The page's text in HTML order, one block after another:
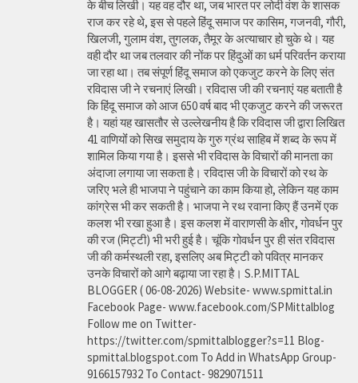
के बीच लिखी। यह वह दौर था, जब भारत पर लोदी वंश के शासक
राज कर रहे थे, इस से पहले हिंदू समाज पर कासिम, गजनवी, गौरी,
खिलजी, गुलाम वंश, तुगलक, तैमूर के अत्याचार हो चुके थे। यह
वही दौर था जब तलवार की नोंक पर हिंदुओं का धर्म परिवर्तन कराया
जा रहा था। तब संपूर्ण हिंदू समाज को एकजुट करने के लिए संत
रविदास जी ने रचनाएं लिखी। रविदास जी की रचनाएं यह बताती है
कि हिंदू समाज को आज 650 वर्ष बाद भी एकजुट करने की जरूरत
है। यहां यह खासतौर से उल्लेखनीय है कि रविदास जी द्वारा लिखित
41 वाणियोंं को सिख समुदाय के गुरु ग्रंथ साहिब में शब्द के रूप में
शामिल किया गया है। इससे भी रविदास के विचारों की मानता का
अंदाजा लगाया जा सकता है। रविदास जी के विचारों को रथ के
जरिए भले ही भाजपा ने पहुंचाने का काम किया हो, लेकिन यह काम
कांग्रेस भी कर सकती है। भाजपा ने रथ रवाना किए हैं उनमें एक
कलश भी रखा हुआ है। इस कलश में वाराणसी के क्षीर, गोवर्धन पुर
की रज (मिट्टी) भी भरी हुई है। चूंकि गोवर्धन पुर ही संत रविदास
जी की कर्मस्थली रहा, इसलिए अब मिट्टी को पवित्र मानकर
उनके विचारों को आगे बढ़ाया जा रहा है। S.P.MITTAL
BLOGGER ( 06-08-2026) Website- www.spmittal.in
Facebook Page- www.facebook.com/SPMittalblog
Follow me on Twitter-
https://twitter.com/spmittalblogger?s=11 Blog-
spmittal.blogspot.com To Add in WhatsApp Group-
9166157932 To Contact- 9829071511